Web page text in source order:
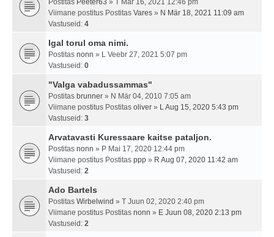
Postitas Peeter63 » T Mär 16, 2021 12:46 pm
Viimane postitus Postitas Vares » N Mär 18, 2021 11:09 am
Vastuseid: 4
Igal torul oma nimi.
Postitas nonn » L Veebr 27, 2021 5:07 pm
Vastuseid: 0
"Valga vabadussammas"
Postitas brunner » N Mär 04, 2010 7:05 am
Viimane postitus Postitas oliver » L Aug 15, 2020 5:43 pm
Vastuseid: 3
Arvatavasti Kuressaare kaitse pataljon.
Postitas nonn » P Mai 17, 2020 12:44 pm
Viimane postitus Postitas ppp » R Aug 07, 2020 11:42 am
Vastuseid: 2
Ado Bartels
Postitas Wirbelwind » T Juun 02, 2020 2:40 pm
Viimane postitus Postitas nonn » E Juun 08, 2020 2:13 pm
Vastuseid: 2